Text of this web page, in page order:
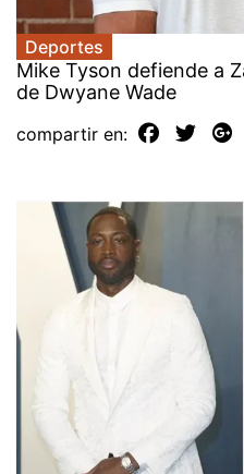
Deportes
Mike Tyson defiende a
de Dwyane Wade
compartir en: